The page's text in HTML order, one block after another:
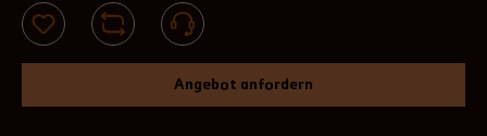
Angebot anfordern